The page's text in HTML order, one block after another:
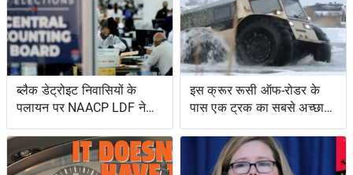
ब्लैक डेट्रोइट निवासियों के
पलायन पर NAACP LDF ने
मुकदमा किया, मिशिगन के वोट
सर्टिफिकेशन को रोकने के
प्रयासों के लिए वोटिंग अधिकार
इस क्रूर रूसी ऑफ-रोडर के
पास एक ट्रक का सबसे अच्छा
और एक उभयचर टैंक का सबसे
अच्छा है